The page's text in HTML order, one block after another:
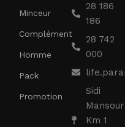
Minceur
Complément
Homme
Pack
Promotion
28 186
186
28 742
000
Sidi
Mansour
Km 1